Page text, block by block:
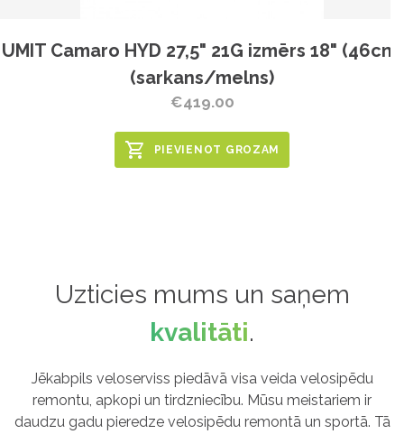
UMIT Camaro HYD 27,5" 21G izmērs 18" (46cm)
(sarkans/melns)
€419.00
PIEVIENOT GROZAM
Uzticies mums un saņem
kvalitāti.
Jēkabpils veloserviss piedāvā visa veida velosipēdu
remontu, apkopi un tirdzniecību. Mūsu meistariem ir
daudzu gadu pieredze velosipēdu remontā un sportā. Tā